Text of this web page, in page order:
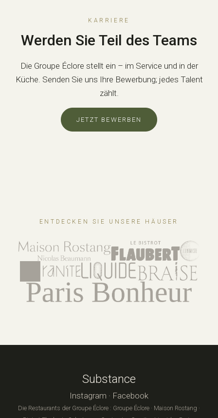
KARRIERE
Werden Sie Teil des Teams
Die Groupe Éclore stellt ein – im Service und in der
Küche. Senden Sie uns Ihre Bewerbung; jedes Talent
zählt.
JETZT BEWERBEN
ENTDECKEN SIE UNSERE HÄUSER
Substance
Instagram · Facebook
Die Restaurants der Groupe Éclore : Groupe Éclore · Maison Rostang ·